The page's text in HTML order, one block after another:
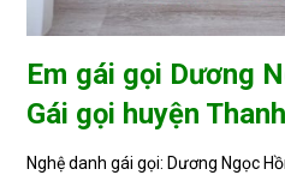
Em gái gọi Dương
Gái gọi huyện
Nghệ danh gái gọi: Dương Ngọc